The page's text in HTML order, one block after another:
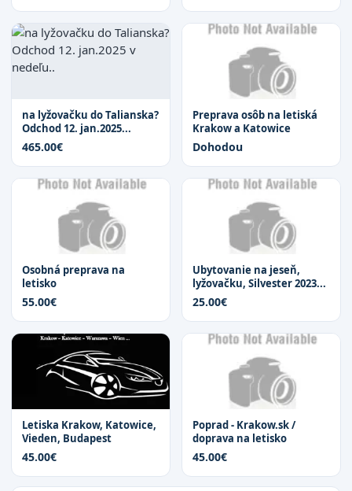
na lyžovačku do Talianska?
Odchod 12. jan.2025...
465.00€
Preprava osôb na letiská
Krakow a Katowice
Dohodou
Osobná preprava na
letisko
55.00€
Ubytovanie na jeseň,
lyžovačku, Silvester 2023...
25.00€
Letiska Krakow, Katowice,
Vieden, Budapest
45.00€
Poprad - Krakow.sk /
doprava na letisko
45.00€